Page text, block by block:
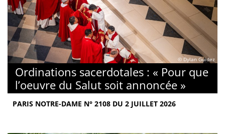
© Dylan Guidez
Ordinations sacerdotales : « Pour que
l’oeuvre du Salut soit annoncée »
PARIS NOTRE-DAME N° 2108 DU 2 JUILLET 2026